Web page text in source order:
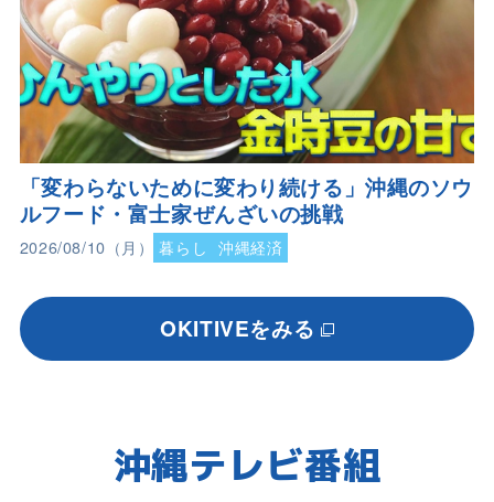
「変わらないために変わり続ける」沖縄のソウ
ルフード・富士家ぜんざいの挑戦
2026/08/10（月） 暮らし 沖縄経済
OKITIVEをみる
沖縄テレビ番組